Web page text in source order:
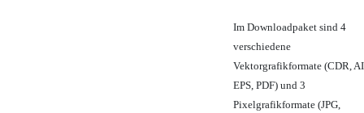
Im Downloadpaket sind 4
verschiedene
Vektorgrafikformate (CDR, AI
EPS, PDF) und 3
Pixelgrafikformate (JPG,